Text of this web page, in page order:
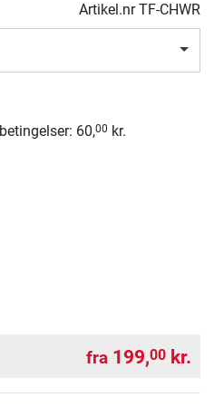
Artikel.nrTF-CHWR
60,00 kr.
fra 199,00 kr.